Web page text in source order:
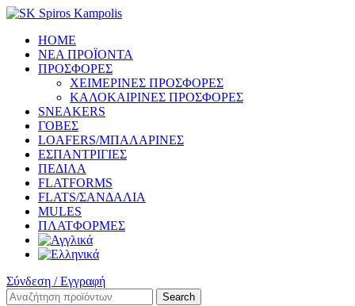
HOME
ΝΕΑ ΠΡΟΪΟΝΤΑ
ΠΡΟΣΦΟΡΕΣ
ΧΕΙΜΕΡΙΝΕΣ ΠΡΟΣΦΟΡΕΣ
ΚΑΛΟΚΑΙΡΙΝΕΣ ΠΡΟΣΦΟΡΕΣ
SNEAKERS
ΓΟΒΕΣ
LOAFERS/ΜΠΑΛΑΡΙΝΕΣ
ΕΣΠΑΝΤΡΙΓΙΕΣ
ΠΕΔΙΛΑ
FLATFORMS
FLATS/ΣΑΝΔΑΛΙΑ
MULES
ΠΛΑΤΦΟΡΜΕΣ
Σύνδεση / Εγγραφή
Search